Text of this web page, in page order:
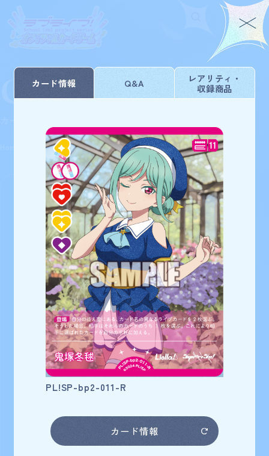
Home For Beginners
Schedule
スケジュール
Products
商品情報
Event Shop
お店を探す
Card List
カードを探す
Deck Recipe
デッキを作る/紹介/探す
Official
Card List
Card List ブースターパック NEXT STEP
検索結果 172 件 検索条件を変更
ブースターパック NEXT STEP
カード情報 Q&A
レアリティ・
収録商品
鬼塚冬毬
カード番号
PL!SP-bp2-011-R
カード情報